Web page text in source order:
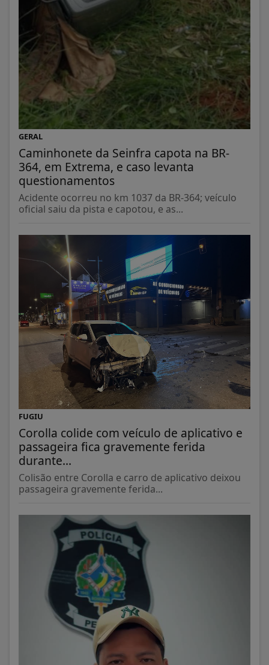
GERAL
Caminhonete da Seinfra capota na BR-
364, em Extrema, e caso levanta
questionamentos
Acidente ocorreu no km 1037 da BR-364; veículo
oficial saiu da pista e capotou, e as...
FUGIU
Corolla colide com veículo de aplicativo e
passageira fica gravemente ferida
durante...
Colisão entre Corolla e carro de aplicativo deixou
passageira gravemente ferida...